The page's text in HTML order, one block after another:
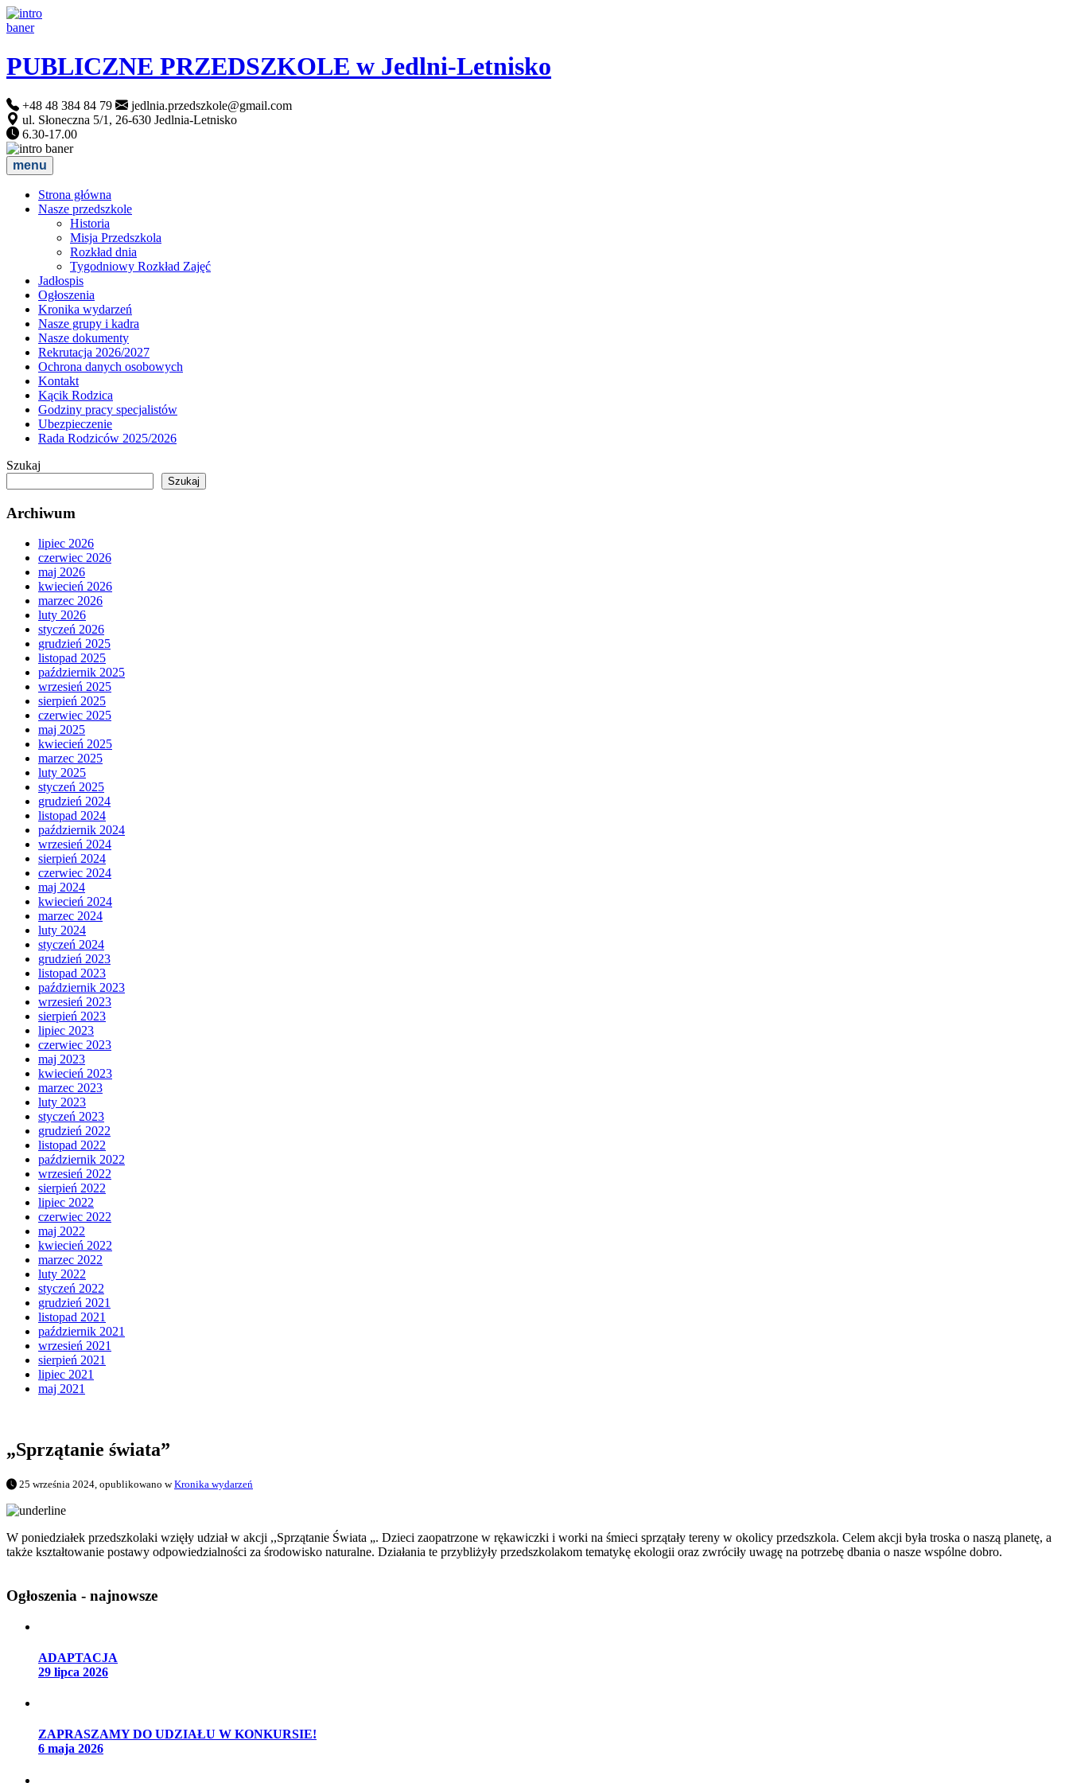
PUBLICZNE PRZEDSZKOLE w Jedlni-Letnisko
+48 48 384 84 79
jedlnia.przedszkole@gmail.com
ul. Słoneczna 5/1, 26-630 Jedlnia-Letnisko
6.30-17.00
menu
Strona główna
Nasze przedszkole
Historia
Misja Przedszkola
Rozkład dnia
Tygodniowy Rozkład Zajęć
Jadłospis
Ogłoszenia
Kronika wydarzeń
Nasze grupy i kadra
Nasze dokumenty
Rekrutacja 2026/2027
Ochrona danych osobowych
Kontakt
Kącik Rodzica
Godziny pracy specjalistów
Ubezpieczenie
Rada Rodziców 2025/2026
Szukaj
Szukaj
Archiwum
lipiec 2026
czerwiec 2026
maj 2026
kwiecień 2026
marzec 2026
luty 2026
styczeń 2026
grudzień 2025
listopad 2025
październik 2025
wrzesień 2025
sierpień 2025
czerwiec 2025
maj 2025
kwiecień 2025
marzec 2025
luty 2025
styczeń 2025
grudzień 2024
listopad 2024
październik 2024
wrzesień 2024
sierpień 2024
czerwiec 2024
maj 2024
kwiecień 2024
marzec 2024
luty 2024
styczeń 2024
grudzień 2023
listopad 2023
październik 2023
wrzesień 2023
sierpień 2023
lipiec 2023
czerwiec 2023
maj 2023
kwiecień 2023
marzec 2023
luty 2023
styczeń 2023
grudzień 2022
listopad 2022
październik 2022
wrzesień 2022
sierpień 2022
lipiec 2022
czerwiec 2022
maj 2022
kwiecień 2022
marzec 2022
luty 2022
styczeń 2022
grudzień 2021
listopad 2021
październik 2021
wrzesień 2021
sierpień 2021
lipiec 2021
maj 2021
„Sprzątanie świata”
25 września 2024, opublikowano wKronika wydarzeń
W poniedziałek przedszkolaki wzięły udział w akcji ,,Sprzątanie Świata „. Dzieci zaopatrzone w rękawiczki i worki na śmieci sprzątały tereny w okolicy przedszkola. Celem akcji była troska o naszą planetę, a
także kształtowanie postawy odpowiedzialności za środowisko naturalne. Działania te przybliżyły przedszkolakom tematykę ekologii oraz zwróciły uwagę na potrzebę dbania o nasze wspólne dobro.
Ogłoszenia - najnowsze
ADAPTACJA
29 lipca 2026
ZAPRASZAMY DO UDZIAŁU W KONKURSIE!
6 maja 2026